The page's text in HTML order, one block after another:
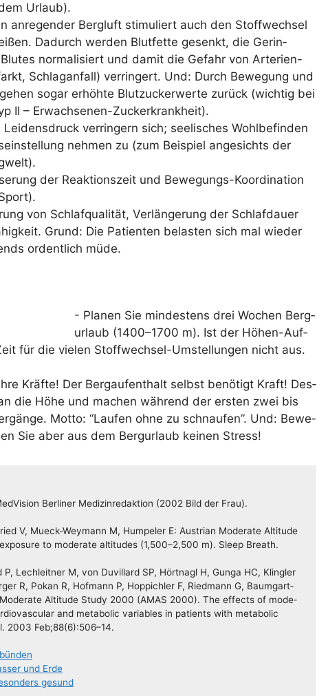
Urlaub).
anre­gen­der Berg­luft sti­mu­liert auch den Stoff­wech­sel
Dadurch wer­den Blut­fet­te gesenkt, die Gerin­
nor­ma­li­siert und damit die Gefahr von Arte­ri­en-
Schlag­an­fall) ver­rin­gert. Und: Durch Bewe­gung und
sogar erhöh­te Blut­zu­cker­wer­te zurück (wich­tig bei
II – Erwachsenen-Zuckerkrankheit).
ver­rin­gern sich; see­li­sches Wohl­be­fin­den
neh­men zu (zum Bei­spiel ange­sichts der
der Reak­ti­ons­zeit und Bewe­gungs-Koor­di­na­ti­on
von Schlaf­qua­li­tät, Ver­län­ge­rung der Schlaf­dau­er
Grund: Die Pati­en­ten belas­ten sich mal wie­der
ordent­lich müde.
- Pla­nen Sie min­des­tens drei Wochen Berg­
ur­laub (1400–1700 m). Ist der Höhen-Auf­
für die vie­len Stoff­wech­sel-Umstel­lun­gen nicht aus.
Kräf­te! Der Berg­a­uf­ent­halt selbst benö­tigt Kraft! Des­
die Höhe und machen wäh­rend der ers­ten zwei bis
Mot­to: “Lau­fen ohne zu schnau­fen”. Und: Bewe­
Sie aber aus dem Berg­ur­laub kei­nen Stress!
Ber­li­ner Medi­zin­re­dak­ti­on (2002 Bild der Frau).
V, Mueck-Wey­­­mann M, Hum­pe­l­er E: Aus­tri­an Mode­ra­te Alti­tu­de
to mode­ra­te alti­tu­des (1,500–2,500 m). Sleep Breath.
Lech­leit­ner M, von Duvil­lard SP, Hört­nagl H, Gun­ga HC, Klin­gler
R, Pokan R, Hof­mann P, Hop­pich­ler F, Ried­mann G, Baum­gart­
Alti­tu­de Stu­dy 2000 (AMAS 2000). The effects of mode­
and meta­bo­lic varia­bles in pati­ents with meta­bo­lic
2003 Feb;88(6):506–14.
und Erde
gesund